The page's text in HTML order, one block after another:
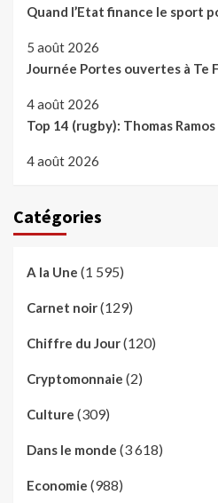
Quand l’Etat finance le sport
5 août 2026
Journée Portes ouvertes à Te
4 août 2026
Top 14 (rugby): Thomas
4 août 2026
Catégories
A la Une (1 595)
Carnet noir(129)
Chiffre du Jour(120)
Cryptomonnaie (2)
Culture (309)
Dans le monde (3 618)
Economie (988)